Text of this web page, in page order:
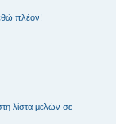
πλέον!
λίστα μελών σε